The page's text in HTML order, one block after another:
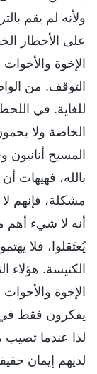
ولأنه لم يقم
على الأخطار
الإخوة
التوقف. من
للغاية. في
الخاصة ولا
المسيح أنانيون
بالله، فهيهات
مشكلة، فإنهم
أنه لا شيء أهم
يُعتَقلوا، فلا
الكنيسة. هؤلاء
الإخوة
يفكرون فقط في
لذا عندما تصيب
لديهم إيمان